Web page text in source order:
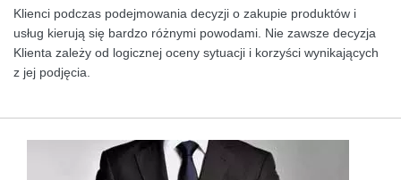
Klienci podczas podejmowania decyzji o zakupie produktów i
usług kierują się bardzo różnymi powodami. Nie zawsze decyzja
Klienta zależy od logicznej oceny sytuacji i korzyści wynikających
z jej podjęcia.